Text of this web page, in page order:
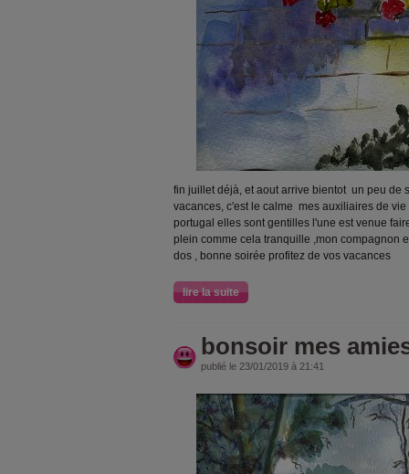
fin juillet déjà, et aout arrive bientot un peu de
vacances, c'est le calme mes auxiliaires de
portugal elles sont gentilles l'une est venue
plein comme cela tranquille ,mon compagnon
dos , bonne soirée profitez de vos vacances
lire la suite
bonsoir mes
publié le 23/01/2019 à 21:41